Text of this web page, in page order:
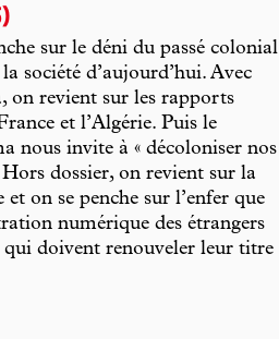
sur le déni du passé colonial
société d’aujourd’hui. Avec
on revient sur les rapports
et l’Algérie. Puis le
nous invite à « décoloniser nos
dossier, on revient sur la
et on se penche sur l’enfer que
numérique des étrangers
qui doivent renouveler leur titre